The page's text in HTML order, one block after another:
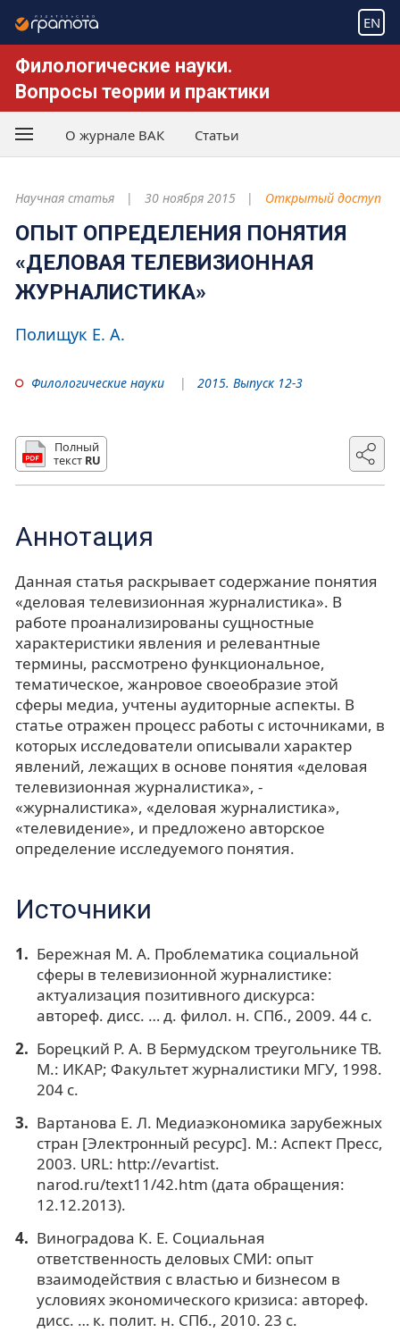
EN
Филологические науки.
Вопросы теории и практики
О журнале ВАК Статьи
Научная статья 30 ноября 2015 Открытый доступ
ОПЫТ ОПРЕДЕЛЕНИЯ ПОНЯТИЯ
«ДЕЛОВАЯ ТЕЛЕВИЗИОННАЯ
ЖУРНАЛИСТИКА»
Полищук Е. А.
Филологические науки 2015. Выпуск 12-3
Полный
текст RU
Аннотация
Данная статья раскрывает содержание понятия
«деловая телевизионная журналистика». В
работе проанализированы сущностные
характеристики явления и релевантные
термины, рассмотрено функциональное,
тематическое, жанровое своеобразие этой
сферы медиа, учтены аудиторные аспекты. В
статье отражен процесс работы с источниками, в
которых исследователи описывали характер
явлений, лежащих в основе понятия «деловая
телевизионная журналистика», -
«журналистика», «деловая журналистика»,
«телевидение», и предложено авторское
определение исследуемого понятия.
Источники
Бережная М. А. Проблематика социальной
сферы в телевизионной журналистике:
актуализация позитивного дискурса:
автореф. дисс. … д. филол. н. СПб., 2009. 44 c.
Борецкий Р. А. В Бермудском треугольнике ТВ.
М.: ИКАР; Факультет журналистики МГУ, 1998.
204 с.
Вартанова Е. Л. Медиаэкономика зарубежных
стран [Электронный ресурс]. М.: Аспект Пресс,
2003. URL: http://evartist.
narod.ru/text11/42.htm (дата обращения:
12.12.2013).
Виноградова К. Е. Социальная
ответственность деловых СМИ: опыт
взаимодействия с властью и бизнесом в
условиях экономического кризиса: автореф.
дисс. … к. полит. н. СПб., 2010. 23 c.